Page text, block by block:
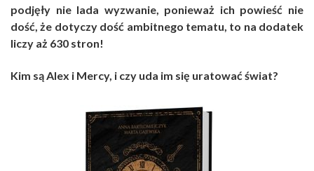
podjęły nie lada wyzwanie, ponieważ ich powieść nie
dość, że dotyczy dość ambitnego tematu, to na dodatek
liczy aż 630 stron!
Kim są Alex i Mercy, i czy uda im się uratować świat?